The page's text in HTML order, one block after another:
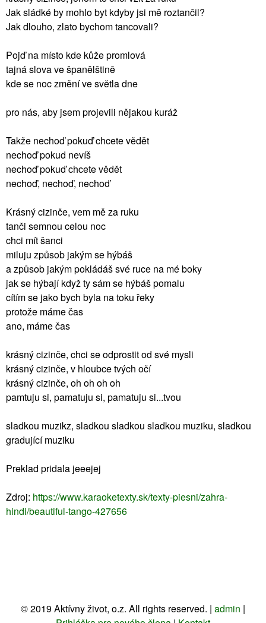
Jak sládké by mohlo byt kdyby jsi mě roztančil?
Jak dlouho, zlato bychom tancovali?
Pojď na místo kde kůže promlová
tajná slova ve španělštině
kde se noc změní ve světla dne
pro nás, aby jsem projevili nějakou kuráž
Takže nechoď pokuď chcete vědět
nechoď pokud nevíš
nechoď pokuď chcete vědět
nechoď, nechoď, nechoď
Krásný cizinče, vem mě za ruku
tanči semnou celou noc
chci mít šanci
miluju způsob jakým se hýbáš
a způsob jakým pokládáš své ruce na mé boky
jak se hýbají když ty sám se hýbáš pomalu
cítím se jako bych byla na toku řeky
protože máme čas
ano, máme čas
krásný cizinče, chci se odprostit od své mysli
krásný cizinče, v hloubce tvých očí
krásný cizinče, oh oh oh oh
pamtuju si, pamatuju si, pamatuju si...tvou
sladkou muzikz, sladkou sladkou sladkou muziku, sladkou
gradující muziku
Preklad pridala jeeejej
Zdroj: https://www.karaoketexty.sk/texty-piesni/zahra-
hindi/beautiful-tango-427656
©2019Aktívny život, o.z. All rights reserved. | admin |